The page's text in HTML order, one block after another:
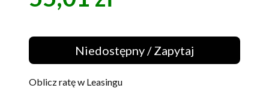
Niedostępny / Zapytaj
Oblicz ratę w Leasingu